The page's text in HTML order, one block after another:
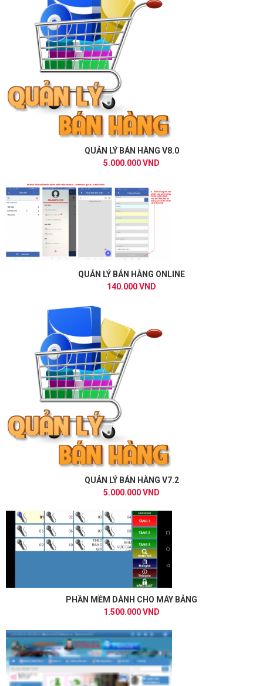
QUẢN LÝ BÁN HÀNG V8.0
5.000.000 VND
QUẢN LÝ BÁN HÀNG ONLINE
140.000 VND
QUẢN LÝ BÁN HÀNG V7.2
5.000.000 VND
PHẦN MỀM DÀNH CHO MÁY BẢNG
1.500.000 VND